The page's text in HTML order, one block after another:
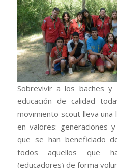
Sobrevivir a los baches y
educación de calidad
movimiento scout lleva
en valores: generaciones
que se han beneficiado
todos aquellos que
(educadores) de forma